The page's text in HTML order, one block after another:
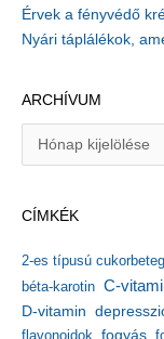
Érvek a fényvédő
Nyári táplálékok,
ARCHÍVUM
í
u
m
CÍMKÉK
2-es típusú
béta-karotin C-
D-vitamin
flavonoidok fogyás